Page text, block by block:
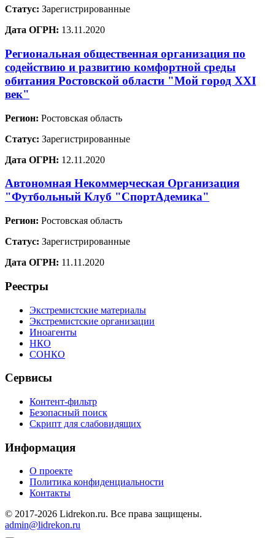
Статус: Зарегистрированные
Дата ОГРН: 13.11.2020
Региональная общественная организация по
содействию и развитию комфортной среды
обитания Ростовской области "Мой город XXI
век"
Регион: Ростовская область
Статус: Зарегистрированные
Дата ОГРН: 12.11.2020
Автономная Некоммерческая Организация
"Футбольный Клуб "СпортАдемика"
Регион: Ростовская область
Статус: Зарегистрированные
Дата ОГРН: 11.11.2020
Реестры
Экстремистские материалы
Экстремистские организации
Иноагенты
НКО
СОНКО
Сервисы
Контент-фильтр
Безопасный поиск
Скрипт для слабовидящих
Информация
О проекте
Политика конфиденциальности
Контакты
© 2017-2026 Lidrekon.ru. Все права защищены.
admin@lidrekon.ru